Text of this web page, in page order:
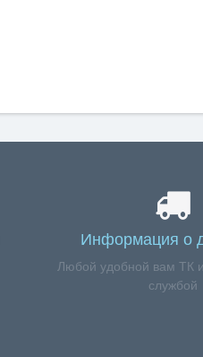
Информация о
Любой удобной вам ТК
службой